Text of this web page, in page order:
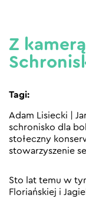
Z
Tagi:
Adam Lisiecki
schronisko dla
stołeczny
stowarzyszenie
Sto lat temu w
Floriańskiej i